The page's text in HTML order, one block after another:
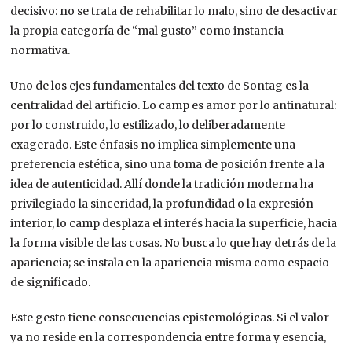
decisivo: no se trata de rehabilitar lo malo, sino de desactivar
la propia categoría de “mal gusto” como instancia
normativa.
Uno de los ejes fundamentales del texto de Sontag es la
centralidad del artificio. Lo camp es amor por lo antinatural:
por lo construido, lo estilizado, lo deliberadamente
exagerado. Este énfasis no implica simplemente una
preferencia estética, sino una toma de posición frente a la
idea de autenticidad. Allí donde la tradición moderna ha
privilegiado la sinceridad, la profundidad o la expresión
interior, lo camp desplaza el interés hacia la superficie, hacia
la forma visible de las cosas. No busca lo que hay detrás de la
apariencia; se instala en la apariencia misma como espacio
de significado.
Este gesto tiene consecuencias epistemológicas. Si el valor
ya no reside en la correspondencia entre forma y esencia,